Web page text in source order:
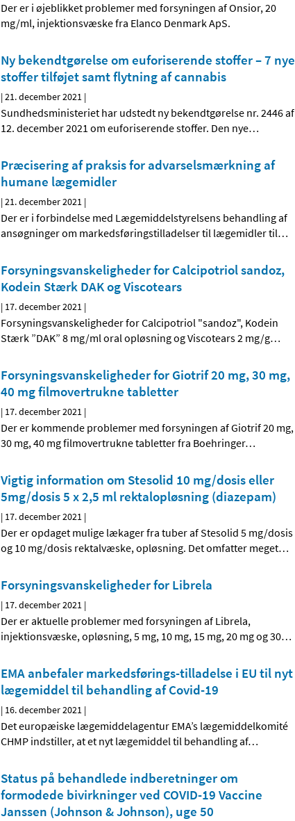
Der er i øjeblikket problemer med forsyningen af Onsior, 20
mg/ml, injektionsvæske fra Elanco Denmark ApS.
Ny bekendtgørelse om euforiserende stoffer – 7 nye
stoffer tilføjet samt flytning af cannabis
|21. december 2021 |
Sundhedsministeriet har udstedt ny bekendtgørelse nr. 2446 af
12. december 2021 om euforiserende stoffer. Den nye…
Præcisering af praksis for advarselsmærkning af
humane lægemidler
|21. december 2021 |
Der er i forbindelse med Lægemiddelstyrelsens behandling af
ansøgninger om markedsføringstilladelser til lægemidler til…
Forsyningsvanskeligheder for Calcipotriol sandoz,
Kodein Stærk DAK og Viscotears
| 17. december 2021 |
Forsyningsvanskeligheder for Calcipotriol "sandoz", Kodein
Stærk ”DAK” 8 mg/ml oral opløsning og Viscotears 2 mg/g…
Forsyningsvanskeligheder for Giotrif 20 mg, 30 mg,
40 mg filmovertrukne tabletter
| 17. december 2021 |
Der er kommende problemer med forsyningen af Giotrif 20 mg,
30 mg, 40 mg filmovertrukne tabletter fra Boehringer…
Vigtig information om Stesolid 10 mg/dosis eller
5mg/dosis 5 x 2,5 ml rektalopløsning (diazepam)
| 17. december 2021 |
Der er opdaget mulige lækager fra tuber af Stesolid 5 mg/dosis
og 10 mg/dosis rektalvæske, opløsning. Det omfatter meget…
Forsyningsvanskeligheder for Librela
| 17. december 2021 |
Der er aktuelle problemer med forsyningen af Librela,
injektionsvæske, opløsning, 5 mg, 10 mg, 15 mg, 20 mg og 30…
EMA anbefaler markedsførings-tilladelse i EU til nyt
lægemiddel til behandling af Covid-19
| 16. december 2021 |
Det europæiske lægemiddelagentur EMA’s lægemiddelkomité
CHMP indstiller, at et nyt lægemiddel til behandling af…
Status på behandlede indberetninger om
formodede bivirkninger ved COVID-19 Vaccine
Janssen (Johnson & Johnson), uge 50